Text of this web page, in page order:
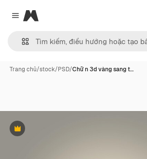
Close menu
Magnific
Trang chủ/stock/PSD/Chữ n 3d vàng sang t…
Phần thưởng